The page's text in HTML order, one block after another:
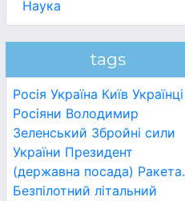
Наука
tags
Росія Україна Київ Українці
Росіяни Володимир
Зеленський Збройні сили
України Президент
(державна посада) Ракета.
Безпілотний літальний